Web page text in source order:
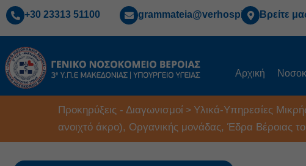
+30 23313 51100 grammateia@verhospi.gr Βρείτε
Αρχική
Προκηρύξεις - Διαγωνισμοί > Υλικά-Υπηρεσίες
ανοιχτό άκρο), Οργανικής μονάδας, Έδρα Βέροιας